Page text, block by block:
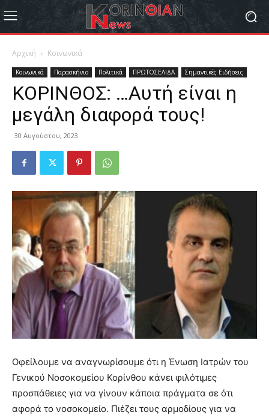
Αρχική Κοινωνικά
Κοινωνικά Παρασκήνιο Πολιτικά ΠΡΩΤΟΣΕΛΙΔΑ Σημαντικές Ειδήσεις
ΚΟΡΙΝΘΟΣ: …Αυτή είναι η
μεγάλη διαφορά τους!
30 Αυγούστου, 2023
Οφείλουμε να αναγνωρίσουμε ότι η Ένωση Ιατρών του
Γενικού Νοσοκομείου Κορίνθου κάνει φιλότιμες
προσπάθειες για να γίνουν κάποια πράγματα σε ότι
αφορά το νοσοκομείο. Πιέζει τους αρμοδίους για να